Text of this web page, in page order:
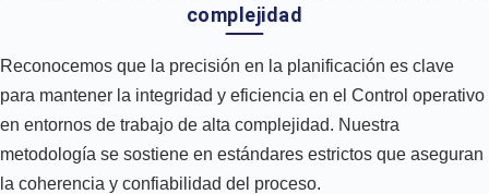
complejidad
Reconocemos que la precisión en la planificación es clave
para mantener la integridad y eficiencia en el Control operativo
en entornos de trabajo de alta complejidad. Nuestra
metodología se sostiene en estándares estrictos que aseguran
la coherencia y confiabilidad del proceso.